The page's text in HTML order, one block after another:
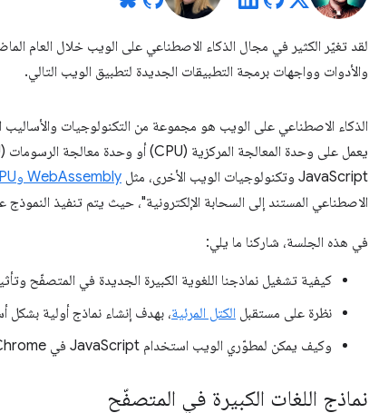
والأدوات وواجهات برمجة التطبيقات الجديدة لتطبيق الويب التالي.
JavaScript وتكنولوجيات الويب الأخرى، مثل
WebAssembly وWebGPU
الاصطناعي المستند إلى السحابة الإلكترونية"، حيث يتم تنفيذ
في هذه الجلسة، شاركنا ما يلي:
كيفية تشغيل نماذجنا اللغوية الكبيرة الجديدة في المتصفّح
نظرة على مستقبل الكتل المرئية، بهدف إنشاء نماذج أولية بشكل
وكيف يمكن لمطوّري الويب استخدام JavaScript في Chrome للعمل مع Web AI على نطاق واسع.
نماذج اللغات الكبيرة في المتصفّح